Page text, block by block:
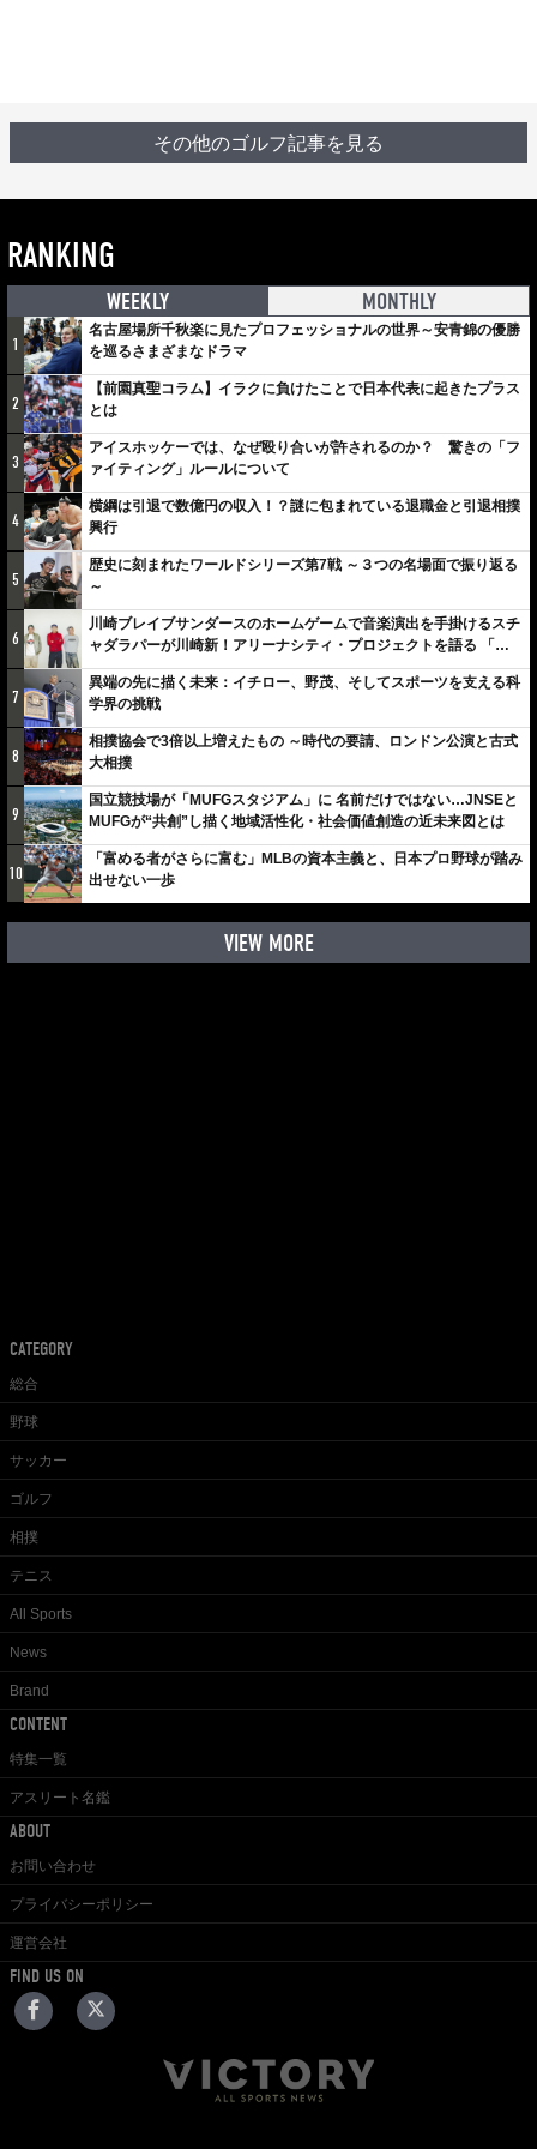
その他のゴルフ記事を見る
RANKING
WEEKLY MONTHLY
1
名古屋場所千秋楽に見たプロフェッショナルの世界～安青錦の優勝
を巡るさまざまなドラマ
2
【前園真聖コラム】イラクに負けたことで日本代表に起きたプラス
とは
3
アイスホッケーでは、なぜ殴り合いが許されるのか？ 驚きの「フ
ァイティング」ルールについて
4
横綱は引退で数億円の収入！？謎に包まれている退職金と引退相撲
興行
5
歴史に刻まれたワールドシリーズ第7戦 ～３つの名場面で振り返る
～
6
川崎ブレイブサンダースのホームゲームで音楽演出を手掛けるスチ
ャダラパーが川崎新！アリーナシティ・プロジェクトを語る 「楽
しみでしかないでしょ。川崎は、ずっと成長曲線だから」
7
異端の先に描く未来：イチロー、野茂、そしてスポーツを支える科
学界の挑戦
8
相撲協会で3倍以上増えたもの ～時代の要請、ロンドン公演と古式
大相撲
9
国立競技場が「MUFGスタジアム」に 名前だけではない…JNSEと
MUFGが“共創”し描く地域活性化・社会価値創造の近未来図とは
10
「富める者がさらに富む」MLBの資本主義と、日本プロ野球が踏み
出せない一歩
VIEW MORE
CATEGORY
総合
野球
サッカー
ゴルフ
相撲
テニス
All Sports
News
Brand
CONTENT
特集一覧
アスリート名鑑
ABOUT
お問い合わせ
プライバシーポリシー
運営会社
FIND US ON